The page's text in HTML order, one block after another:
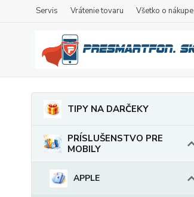
Servis Vrátenie tovaru Všetko o nákupe
TIPY NA DARČEKY
PRÍSLUŠENSTVO PRE
MOBILY
APPLE